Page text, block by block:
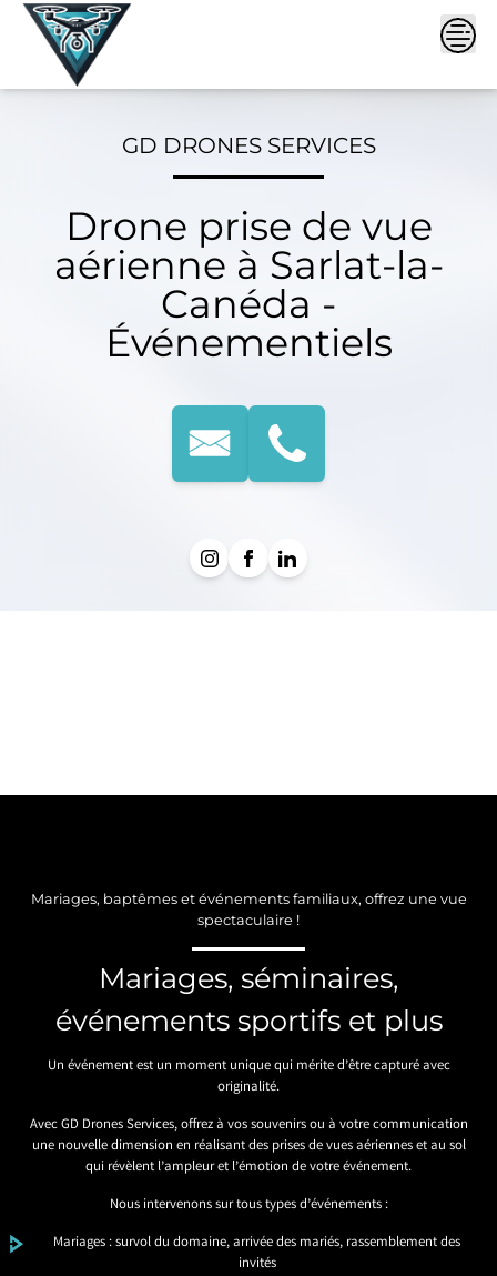
Skip
GD DRONES SERVICES
Drone prise de vue
aérienne à Sarlat-la-
Canéda -
Événementiels
Mariages, baptêmes et événements familiaux, offrez une vue
spectaculaire !
Mariages, séminaires,
événements sportifs et plus
Un événement est un moment unique qui mérite d’être capturé avec
originalité.
Avec GD Drones Services, offrez à vos souvenirs ou à votre communication
une nouvelle dimension en réalisant des prises de vues aériennes et au sol
qui révèlent l’ampleur et l’émotion de votre événement.
Nous intervenons sur tous types d’événements :
Mariages : survol du domaine, arrivée des mariés, rassemblement des
invités